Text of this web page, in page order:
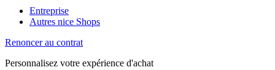
Entreprise
Autres nice Shops
Renoncer au contrat
Personnalisez votre expérience d'achat